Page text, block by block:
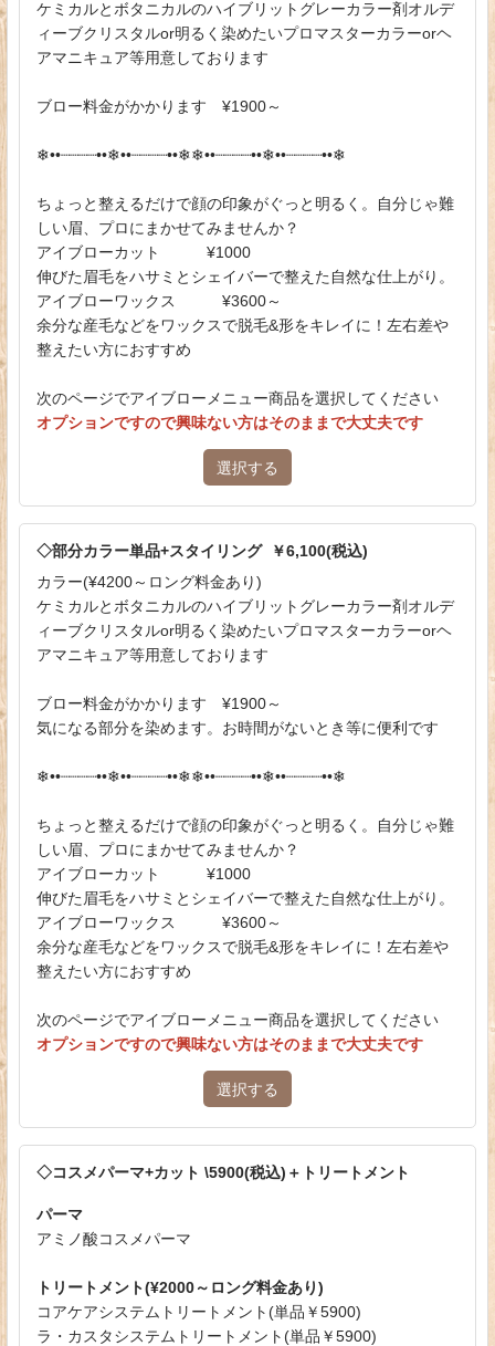
ケミカルとボタニカルのハイブリットグレーカラー剤オルデ
ィーブクリスタルor明るく染めたいプロマスターカラーorヘ
アマニキュア等用意しております
ブロー料金がかかります ¥1900～
❄︎••┈┈┈┈••❄︎••┈┈┈┈••❄︎❄︎••┈┈┈┈••❄︎••┈┈┈┈••❄︎
ちょっと整えるだけで顔の印象がぐっと明るく。自分じゃ難
しい眉、プロにまかせてみませんか？
アイブローカット ¥1000
伸びた眉毛をハサミとシェイバーで整えた自然な仕上がり。
アイブローワックス ¥3600～
余分な産毛などをワックスで脱毛&形をキレイに！左右差や
整えたい方におすすめ
次のページでアイブローメニュー商品を選択してください
オプションですので興味ない方はそのままで大丈夫です
選択する
◇部分カラー単品+スタイリング ￥6,100(税込)
カラー(¥4200～ロング料金あり)
ケミカルとボタニカルのハイブリットグレーカラー剤オルデ
ィーブクリスタルor明るく染めたいプロマスターカラーorヘ
アマニキュア等用意しております
ブロー料金がかかります ¥1900～
気になる部分を染めます。お時間がないとき等に便利です
❄︎••┈┈┈┈••❄︎••┈┈┈┈••❄︎❄︎••┈┈┈┈••❄︎••┈┈┈┈••❄︎
ちょっと整えるだけで顔の印象がぐっと明るく。自分じゃ難
しい眉、プロにまかせてみませんか？
アイブローカット ¥1000
伸びた眉毛をハサミとシェイバーで整えた自然な仕上がり。
アイブローワックス ¥3600～
余分な産毛などをワックスで脱毛&形をキレイに！左右差や
整えたい方におすすめ
次のページでアイブローメニュー商品を選択してください
オプションですので興味ない方はそのままで大丈夫です
選択する
◇コスメパーマ+カット \5900(税込)＋トリートメント
パーマ
アミノ酸コスメパーマ
トリートメント(¥2000～ロング料金あり)
コアケアシステムトリートメント(単品￥5900)
ラ・カスタシステムトリートメント(単品￥5900)